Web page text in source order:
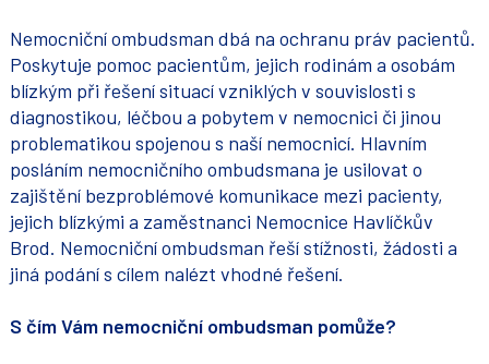
Nemocniční ombudsman dbá na ochranu práv pacientů.
Poskytuje pomoc pacientům, jejich rodinám a osobám
blízkým při řešení situací vzniklých v souvislosti s
diagnostikou, léčbou a pobytem v nemocnici či jinou
problematikou spojenou s naší nemocnicí. Hlavním
posláním nemocničního ombudsmana je usilovat o
zajištění bezproblémové komunikace mezi pacienty,
jejich blízkými a zaměstnanci Nemocnice Havlíčkův
Brod. Nemocniční ombudsman řeší stížnosti, žádosti a
jiná podání s cílem nalézt vhodné řešení.
S čím Vám nemocniční ombudsman pomůže?